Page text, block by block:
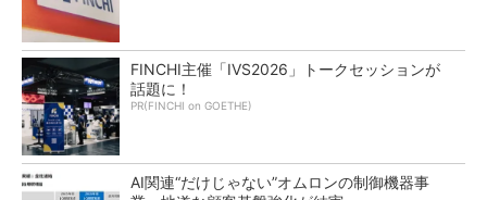
FINCHI主催「IVS2026」トークセッションが
話題に！
PR(FINCHI on GOETHE)
AI関連“だけじゃない”オムロンの制御機器事